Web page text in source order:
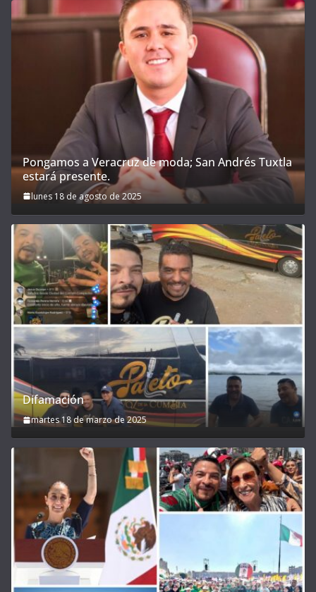
Pongamos a Veracruz de moda; San Andrés Tuxtla
estará presente.
lunes 18 de agosto de 2025
Difamación
martes 18 de marzo de 2025